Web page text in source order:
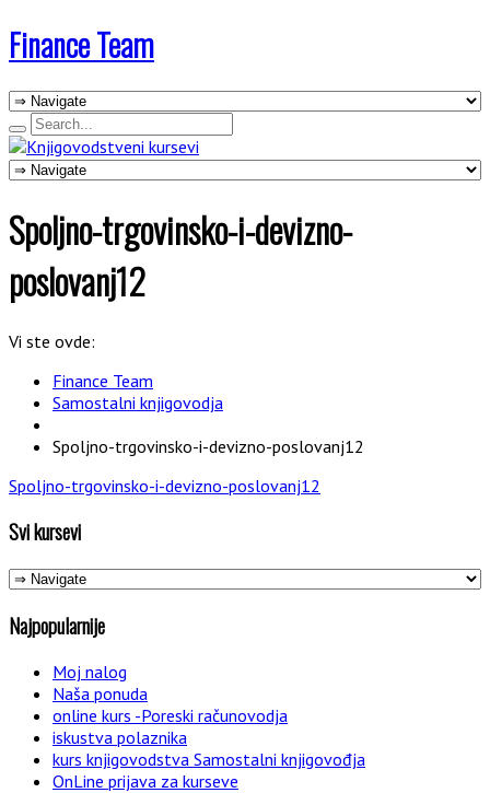
Finance Team
Spoljno-trgovinsko-i-devizno-
poslovanj12
Vi ste ovde:
Finance Team
Samostalni knjigovodja
Spoljno-trgovinsko-i-devizno-poslovanj12
Spoljno-trgovinsko-i-devizno-poslovanj12
Svi kursevi
Najpopularnije
Moj nalog
Naša ponuda
online kurs -Poreski računovodja
iskustva polaznika
kurs knjigovodstva Samostalni knjigovođja
OnLine prijava za kurseve